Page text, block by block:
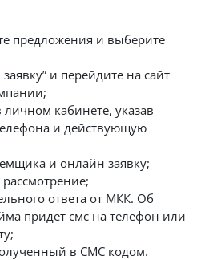
предложения и выберите
и перейдите на сайт
личном кабинете, указав
и действующую
и онлайн заявку;
ответа от МКК. Об
придет смс на телефон или
в СМС кодом.